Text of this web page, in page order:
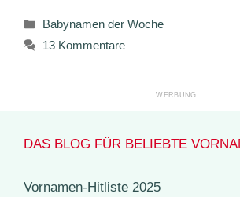
Kategorien
Babynamen der Woche
13 Kommentare
DAS BLOG FÜR BELIEBTE
Vornamen-Hitliste 2025